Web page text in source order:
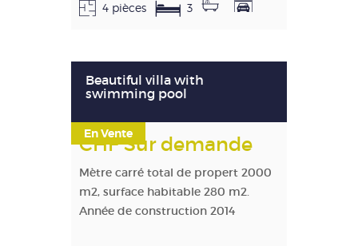
4 pièces 3
Beautiful villa with
swimming pool
En Vente
CHF Sur demande
Mètre carré total de propert 2000
m2, surface habitable 280 m2.
Année de construction 2014